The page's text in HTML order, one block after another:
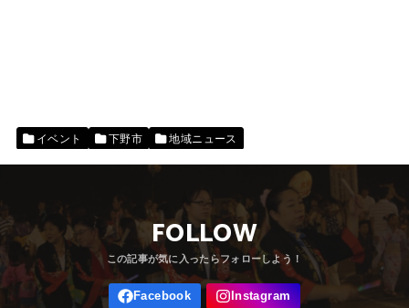
イベント 下野市 地域ニュース
FOLLOW